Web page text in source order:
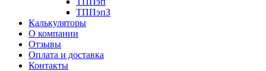
ТППэпЗ
Калькуляторы
О компании
Отзывы
Оплата и доставка
Контакты